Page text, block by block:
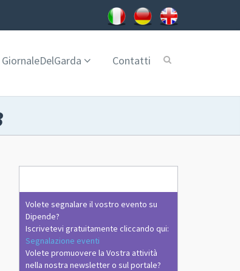
GiornaleDelGarda Contatti
Volete segnalare il vostro evento su
Dipende?
Iscrivetevi gratuitamente cliccando qui:
Segnalazione eventi
Volete promuovere la Vostra attività
nella nostra newsletter o sul portale?